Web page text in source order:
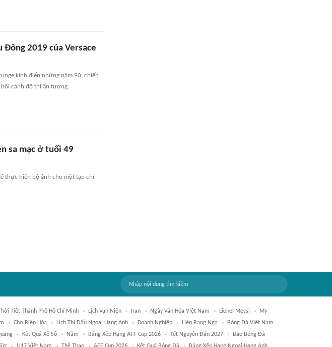
Đông 2019 của Versace
kinh điển những năm 90, chiến
bối cảnh đô thị ấn tượng.
sa mạc ở tuổi 49
thực hiện bộ ảnh cho một tạp chí
Tiết Thành Phố Hồ Chí Minh Lịch Vạn Niên Iran Ngày Văn Hóa Việt Nam Lionel Messi
Mỹ
Chợ Biên Hòa Lịch Thi Đấu Ngoại Hạng Anh Doanh Nghiệp Liên Bang Nga
Bóng Đá Việt Nam
Kết Quả Xổ Số Năm Bảng Xếp Hạng AFF Cup 2026 Tết Nguyên Đán 2027
Báo Bóng Đá